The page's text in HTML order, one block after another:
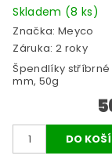
Skladem (8 ks)
Značka: Meyco
Záruka: 2 roky
Špendlíky stříbrné
mm, 50g